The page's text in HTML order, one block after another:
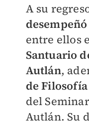
A su
entre ellos
Santuario
Autlán,
de
del
Autlán. Su